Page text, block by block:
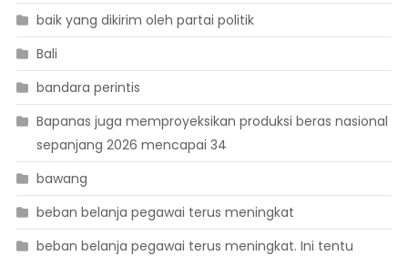
baik yang dikirim oleh partai politik
Bali
bandara perintis
Bapanas juga memproyeksikan produksi beras nasional
sepanjang 2026 mencapai 34
bawang
beban belanja pegawai terus meningkat
beban belanja pegawai terus meningkat. Ini tentu